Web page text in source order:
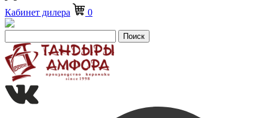
Кабинет дилера 0
Поиск